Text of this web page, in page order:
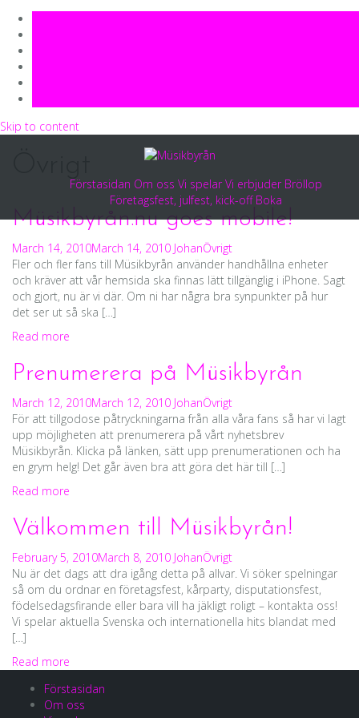
Skip to content
Förstasidan Om oss Vi spelar Vi erbjuder Bröllop
Företagsfest, julfest, kick-off Boka
Müsikbyrån.nu goes mobile!
March 14, 2010March 14, 2010 JohanÖvrigt
Fler och fler fans till Müsikbyrån använder handhållna enheter
och kräver att vår hemsida ska finnas lätt tillgänglig i iPhone. Sagt
och gjort, nu är vi där. Om ni har några bra synpunkter på hur
det ser ut så ska […]
Read more
Prenumerera på Müsikbyrån
March 12, 2010March 12, 2010 JohanÖvrigt
För att tillgodose påtryckningarna från alla våra fans så har vi lagt
upp möjligheten att prenumerera på vårt nyhetsbrev
Müsikbyrån. Klicka på länken, sätt upp prenumerationen och ha
en grym helg! Det går även bra att göra det här till […]
Read more
Välkommen till Müsikbyrån!
February 5, 2010March 8, 2010 JohanÖvrigt
Nu är det dags att dra igång detta på allvar. Vi söker spelningar
så om du ordnar en företagsfest, kårparty, disputationsfest,
födelsedagsfirande eller bara vill ha jäkligt roligt – kontakta oss!
Vi spelar aktuella Svenska och internationella hits blandat med
[…]
Read more
Förstasidan
Om oss